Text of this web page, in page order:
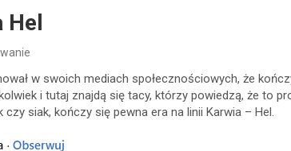
Hel
w swoich mediach społecznościowych, że
i tutaj znajdą się tacy, którzy powiedzą, że to
czy siak, kończy się pewna era na linii Karwia – Hel.